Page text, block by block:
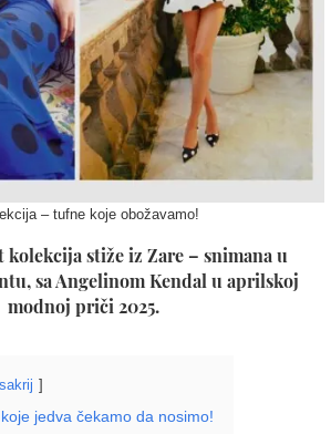
– tufne koje obožavamo!
kolekcija stiže iz Zare – snimana u
sa Angelinom Kendal u aprilskoj
modnoj priči 2025.
sakrij
jedva čekamo da nosimo!